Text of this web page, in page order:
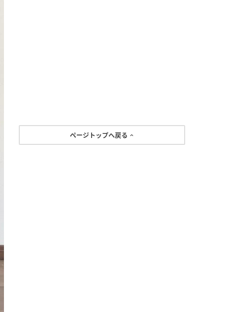
ページトップへ戻る